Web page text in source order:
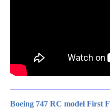
Boeing 747 RC model First